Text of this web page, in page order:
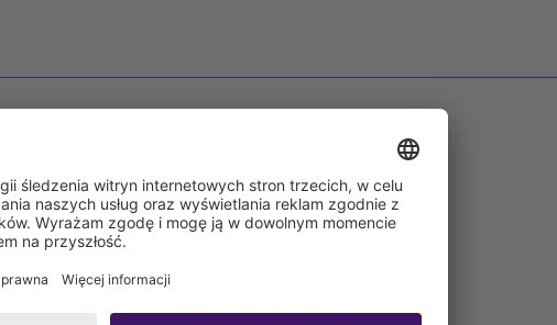
studzience komfortowej LW 1000